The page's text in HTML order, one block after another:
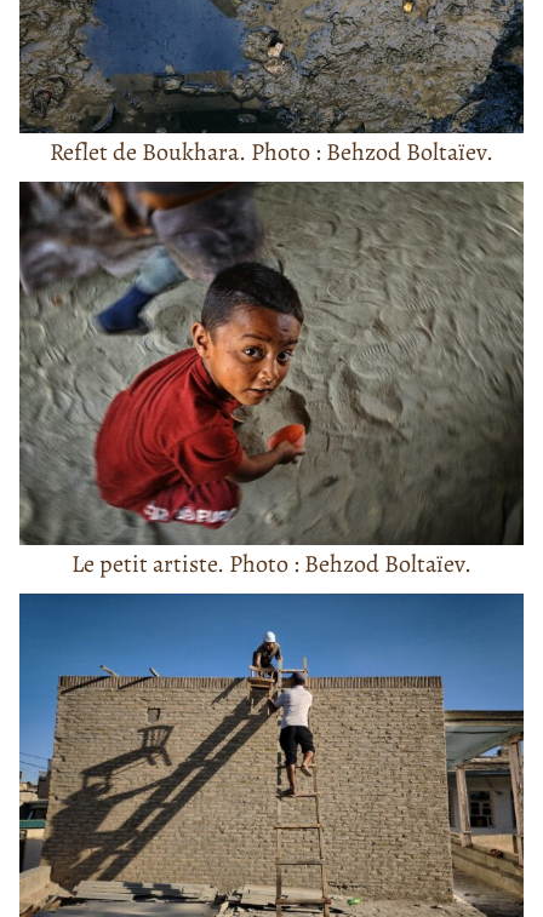
Reflet de Boukhara. Photo : Behzod Boltaïev.
Le petit artiste. Photo : Behzod Boltaïev.